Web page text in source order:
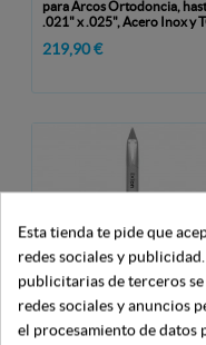
para Arcos Ortodoncia,
.021" x .025", Acero Inox y
219,90 €
Ixion
Esta tienda te pide que
redes sociales y
publicitarias de terceros
redes sociales y anuncios
el procesamiento de datos